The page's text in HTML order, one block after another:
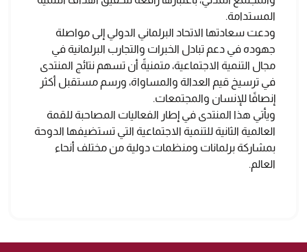
المستدامة.
ودعت سعادتها الاتحاد البرلماني الدولي إلى مواصلة
جهوده في دعم تبادل الخبرات والتجارب البرلمانية في
مجال التنمية الاجتماعية، متمنيةً أن تسهم نتائج المنتدى
في ترسيخ قيم العدالة والمساواة، ورسم مستقبل أكثر
إنصافًا للإنسان والمجتمعات.
ويأتي هذا المنتدى في إطار الفعاليات المصاحبة للقمة
العالمية الثانية للتنمية الاجتماعية التي تستضيفها الدوحة
بمشاركة برلمانات ومنظمات دولية من مختلف أنحاء
العالم.